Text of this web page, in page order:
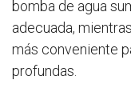
bomba de agua
adecuada,
más conveniente
profundas.